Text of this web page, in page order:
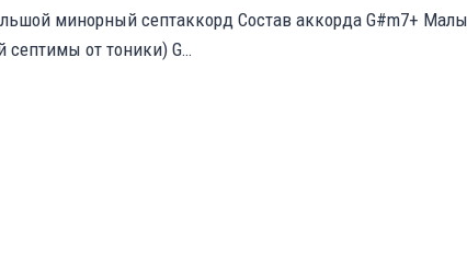
минорный септаккорд Состав аккорда G#m7+
от тоники) G…